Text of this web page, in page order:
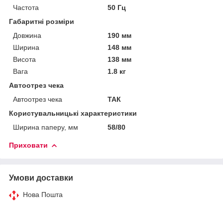
Частота
50 Гц
Габаритні розміри
Довжина
190 мм
Ширина
148 мм
Висота
138 мм
Вага
1.8 кг
Автоотрез чека
Автоотрез чека
ТАК
Користувальницькі характеристики
Ширина паперу, мм
58/80
Приховати
Умови доставки
Нова Пошта